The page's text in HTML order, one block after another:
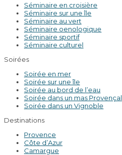
Séminaire en croisière
Séminaire sur une île
Séminaire au vert
Séminaire oenologique
Séminaire sportif
Séminaire culturel
Soirées
Soirée en mer
Soirée sur une île
Soirée au bord de l’eau
Soirée dans un mas Provençal
Soirée dans un Vignoble
Destinations
Provence
Côte d’Azur
Camargue